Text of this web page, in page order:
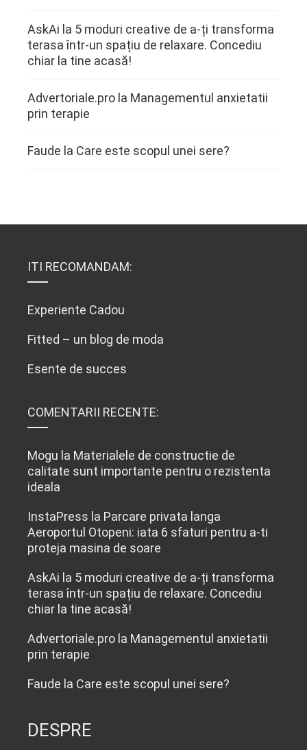
AskAi la 5 moduri creative de a-ți transforma
terasa într-un spațiu de relaxare. Concediu
chiar la tine acasă!
Advertoriale.pro la Managementul anxietatii
prin terapie
Faude la Care este scopul unei sere?
ITI RECOMANDAM:
Experiente Cadou
Fitted – un blog de moda
Esente de succes
COMENTARII RECENTE:
Mogu la Materialele de constructie de
calitate sunt importante pentru o rezistenta
ideala
InstaPress la Parcare privata langa
Aeroportul Otopeni: iata 6 sfaturi pentru a-ti
proteja masina de soare
AskAi la 5 moduri creative de a-ți transforma
terasa într-un spațiu de relaxare. Concediu
chiar la tine acasă!
Advertoriale.pro la Managementul anxietatii
prin terapie
Faude la Care este scopul unei sere?
DESPRE